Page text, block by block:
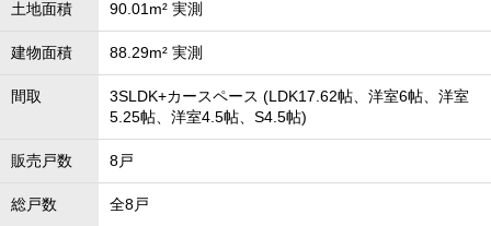
土地面積 90.01m² 実測
建物面積 88.29m² 実測
間取
3SLDK+カースペース (LDK17.62帖、洋室6帖、洋室
5.25帖、洋室4.5帖、S4.5帖)
販売戸数 8戸
総戸数 全8戸